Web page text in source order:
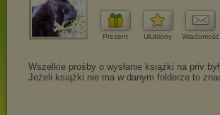
Prezent Ulubiony Wiadomość